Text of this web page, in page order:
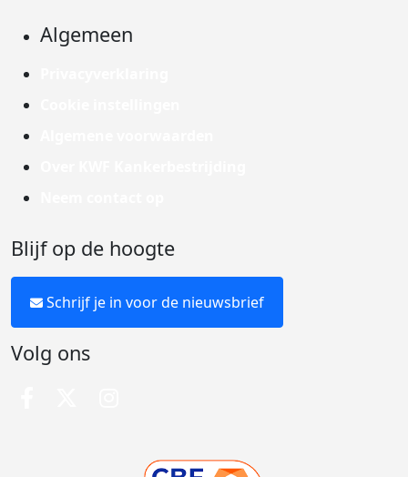
Algemeen
Blijf op de hoogte
Schrijf je in voor de nieuwsbrief
Volg ons